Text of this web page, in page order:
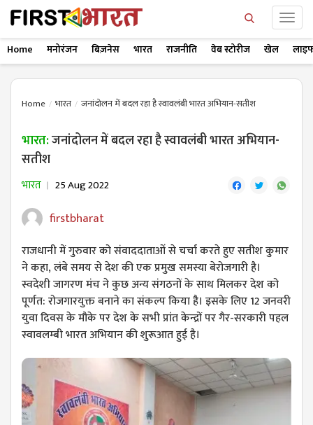
Home मनोरंजन बिज़नेस भारत राजनीति वेब स्टोरीज खेल
Home भारत जनांदोलन में बदल रहा है स्वावलंबी भारत अभियान-सतीश
भारत:जनांदोलन में बदल रहा है स्वावलंबी भारत अभियान-
सतीश
भारत 25 Aug 2022
firstbharat
राजधानी में गुरुवार को संवाददाताओं से चर्चा करते हुए सतीश कुमार
ने कहा, लंबे समय से देश की एक प्रमुख समस्या बेरोजगारी है।
स्वदेशी जागरण मंच ने कुछ अन्य संगठनों के साथ मिलकर देश को
पूर्णत: रोजगारयुक्त बनाने का संकल्प किया है। इसके लिए 12 जनवरी
युवा दिवस के मौके पर देश के सभी प्रांत केन्द्रों पर गैर-सरकारी पहल
स्वावलम्बी भारत अभियान की शुरूआत हुई है।